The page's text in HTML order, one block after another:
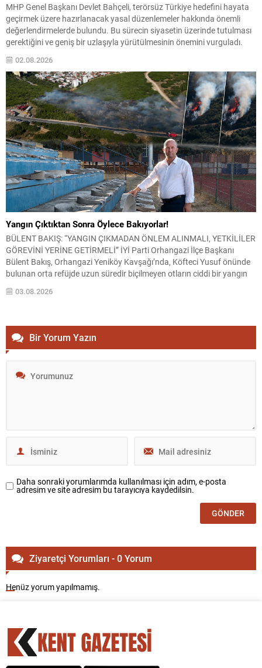
MHP Genel Başkanı Devlet Bahçeli, terörsüz Türkiye hedefini hayata
geçirmek üzere hazırlanacak yasal düzenlemeler hakkında önemli
değerlendirmelerde bulundu. Bu sürecin siyasetin üzerinde tutulması
gerektiğini ve geniş bir uzlaşıyla yürütülmesinin önemini vurguladı.
belirterek, demokratikleşme iradesiyle uyumlu biçimde bireysel
özgürlüklerin genişletilmesini ve...
02.08.2026
Yangın Çıktıktan Sonra Öylece Bakıyorlar!
BÜLENT BAKIŞ: “YANGIN ÇIKMADAN ÖNLEM ALINMALI, YETKİLİLER
GÖREVİNİ YERİNE GETİRMELİ” İYİ Parti Orhangazi İlçe Başkanı
Bülent Bakış, Orhangazi Yeniköy Kavşağı’nda, Köfteci Yusuf önünde
bulunan orta refüjde uzun süredir biçilmeyen otların ciddi bir yangın
riski oluşturduğunu belirterek yetkililere acil müdahale çağrısında
bulundu. Bakış, özellikle yaz aylarında hava sıcaklıklarının artması ve
03.08.2026
Bir Yorum Yazın
Daha sonraki yorumlarımda kullanılması için adım, e-posta
adresim ve site adresim bu tarayıcıya kaydedilsin.
Ziyaretçi Yorumları - 0 Yorum
Henüz yorum yapılmamış.